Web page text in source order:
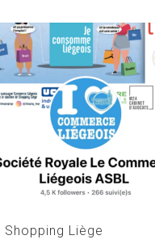
Shopping Liège